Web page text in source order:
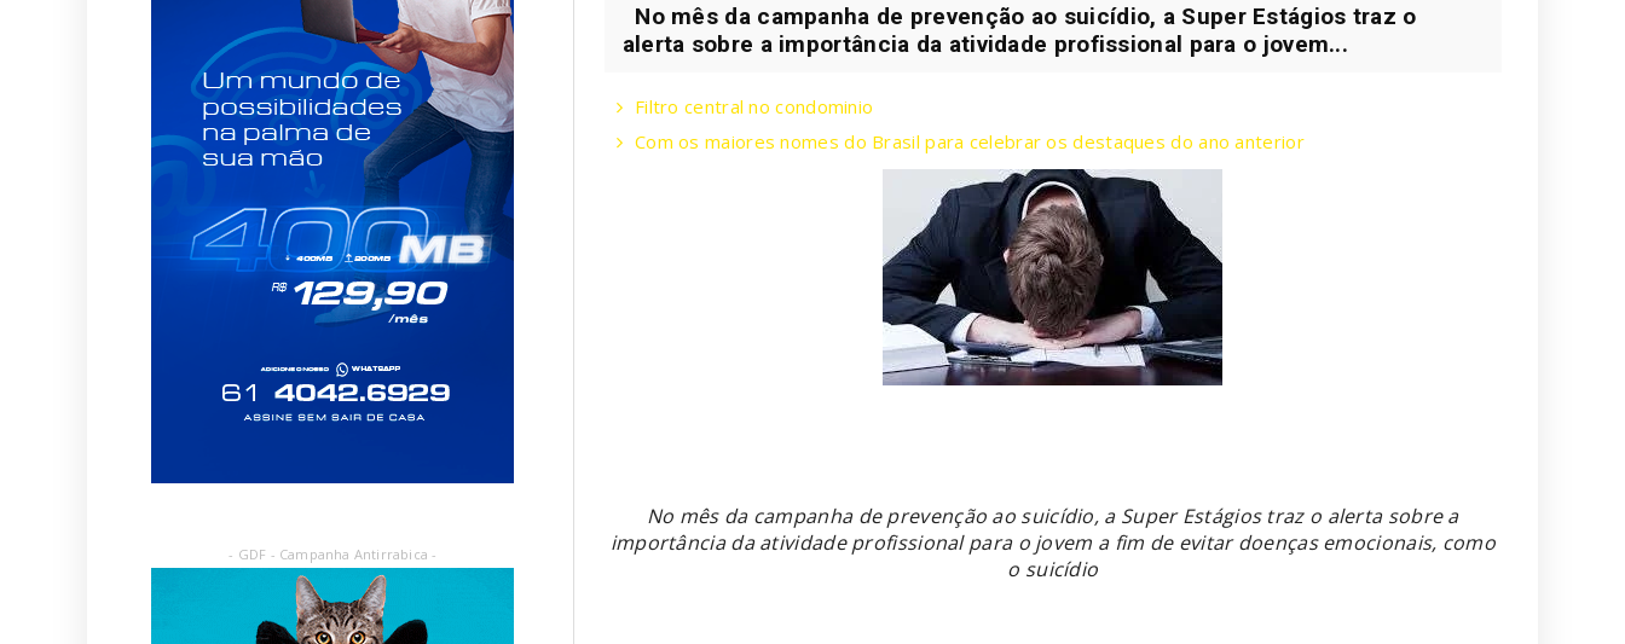
No mês da campanha de prevenção ao suicídio, a Super Estágios traz o
alerta sobre a importância da atividade profissional para o jovem...
Filtro central no condominio
Com os maiores nomes do Brasil para celebrar os destaques do ano anterior
No mês da campanha de prevenção ao suicídio, a Super Estágios traz o alerta sobre a
importância da atividade profissional para o jovem a fim de evitar doenças emocionais, como
o suicídio
- GDF - Campanha Antirrabica -